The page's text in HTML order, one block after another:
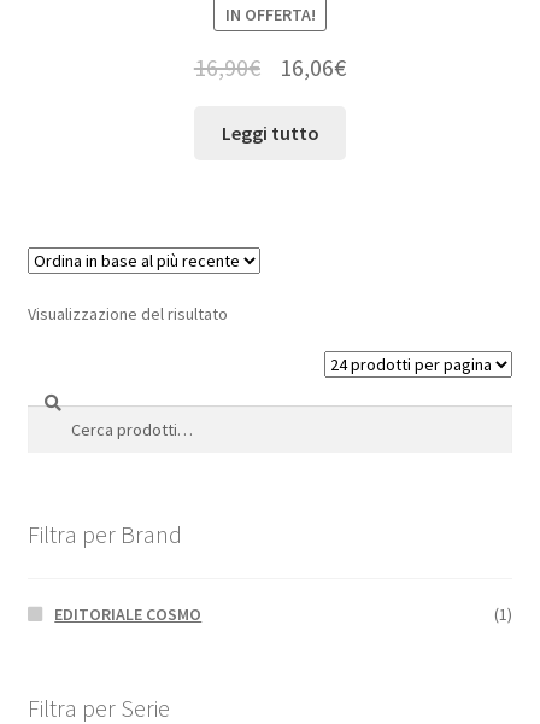
IN OFFERTA!
16,90€ 16,06€
Leggi tutto
Visualizzazione del risultato
Cerca:
Cerca
Filtra per Brand
EDITORIALE COSMO (1)
Filtra per Serie